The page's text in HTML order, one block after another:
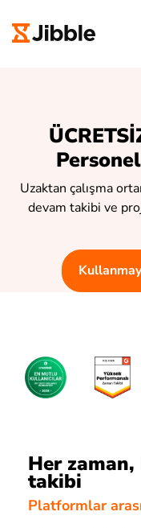
Uzaktan çalışma
devam takibi ve
Her
takibi
Platformlar